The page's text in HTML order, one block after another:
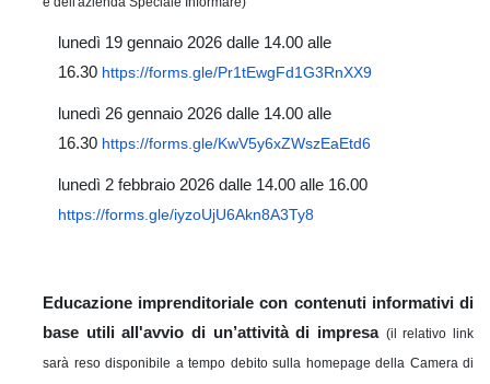
lunedì 19 gennaio 2026 dalle 14.00 alle
16.30 https://forms.gle/Pr1tEwgFd1G3RnXX9
lunedì 26 gennaio 2026 dalle 14.00 alle
16.30 https://forms.gle/KwV5y6xZWszEaEtd6
lunedì 2 febbraio 2026 dalle 14.00 alle 16.00
https://forms.gle/iyzoUjU6Akn8A3Ty8
Educazione imprenditoriale con contenuti informativi di
base utili all'avvio di un’attività di impresa (il relativo link
sarà reso disponibile a tempo debito sulla homepage della Camera di